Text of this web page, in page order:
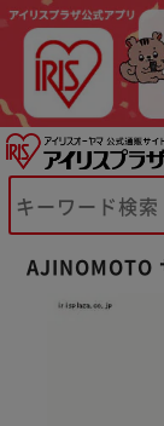
AJINOMOTO
※ご確認
カート